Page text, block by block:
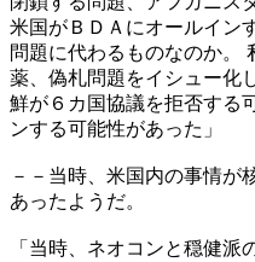
米国がＢＤＡにオールイン
問題に代わるものなのか。
薬、偽札問題をイシュー化
鮮が６カ国協議を拒否する
ンする可能性があった」
－－当時、米国内の事情が
あったようだ。
「当時、ネオコンと穏健